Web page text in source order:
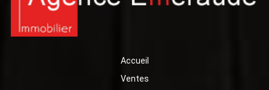
investissement locatif.
Accueil
Ventes